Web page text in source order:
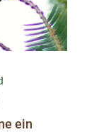
ein